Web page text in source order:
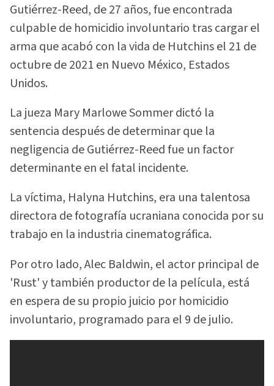
Gutiérrez-Reed, de 27 años, fue encontrada
culpable de homicidio involuntario tras cargar el
arma que acabó con la vida de Hutchins el 21 de
octubre de 2021 en Nuevo México, Estados
Unidos.
La jueza Mary Marlowe Sommer dictó la
sentencia después de determinar que la
negligencia de Gutiérrez-Reed fue un factor
determinante en el fatal incidente.
La víctima, Halyna Hutchins, era una talentosa
directora de fotografía ucraniana conocida por su
trabajo en la industria cinematográfica.
Por otro lado, Alec Baldwin, el actor principal de
'Rust' y también productor de la película, está
en espera de su propio juicio por homicidio
involuntario, programado para el 9 de julio.